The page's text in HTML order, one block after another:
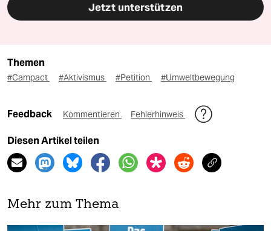
Jetzt unterstützen
Themen
#Campact #Aktivismus #Petition #Umweltbewegung
Feedback Kommentieren Fehlerhinweis
Diesen Artikel teilen
Mehr zum Thema